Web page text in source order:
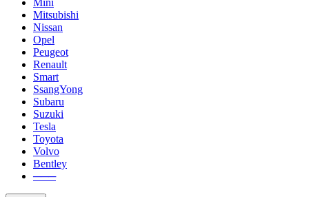
Mitsubishi
Nissan
Opel
Peugeot
Renault
Smart
SsangYong
Subaru
Suzuki
Tesla
Toyota
Volvo
Bentley
───